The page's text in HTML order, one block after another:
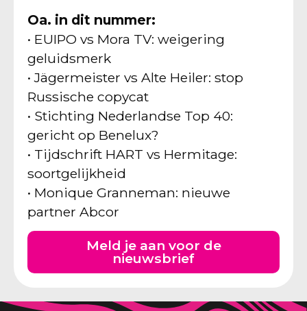
Oa. in dit nummer:
• EUIPO vs Mora TV: weigering
geluidsmerk
• Jägermeister vs Alte Heiler: stop
Russische copycat
• Stichting Nederlandse Top 40:
gericht op Benelux?
• Tijdschrift HART vs Hermitage:
soortgelijkheid
• Monique Granneman: nieuwe
partner Abcor
Meld je aan voor de
nieuwsbrief